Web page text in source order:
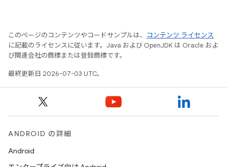
このページのコンテンツやコードサンプルは、
コンテンツ ライセンス
に記載のライセンスに従います。Java および OpenJDK は Oracle およ
び関連会社の商標または登録商標です。
最終更新日 2026-07-03 UTC。
ANDROID の詳細
Android